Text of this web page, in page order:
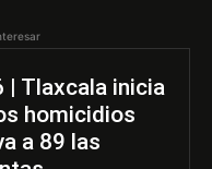
| Tlaxcala inicia
homicidios
a 89 las